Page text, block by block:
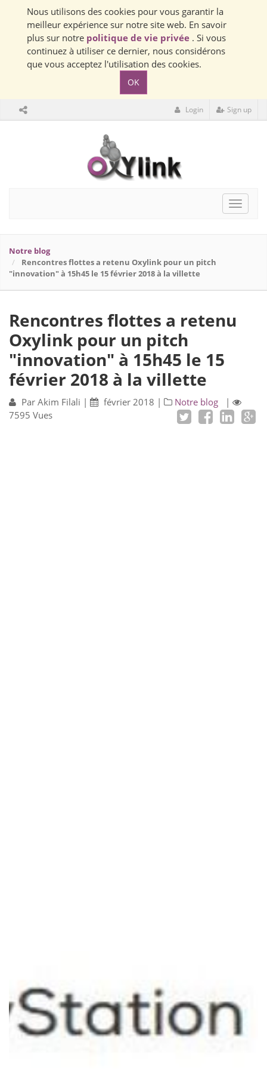
Nous utilisons des cookies pour vous garantir la
meilleur expérience sur notre site web. En savoir
plus sur notre politique de vie privée . Si vous
continuez à utiliser ce dernier, nous considérons
que vous acceptez l'utilisation des cookies.
OK
Login Sign up
Toggle
Notre blog
Rencontres flottes a retenu Oxylink pour un pitch
"innovation" à 15h45 le 15 février 2018 à la villette
Rencontres flottes a retenu
Oxylink pour un pitch
"innovation" à 15h45 le 15
février 2018 à la villette
Par Akim Filali | février 2018 | Notre blog
|
7595 Vues